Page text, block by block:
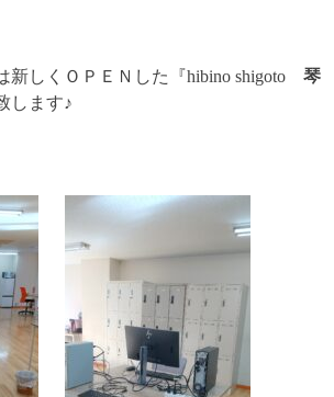
新しくＯＰＥＮした『hibino shigoto 琴
します♪